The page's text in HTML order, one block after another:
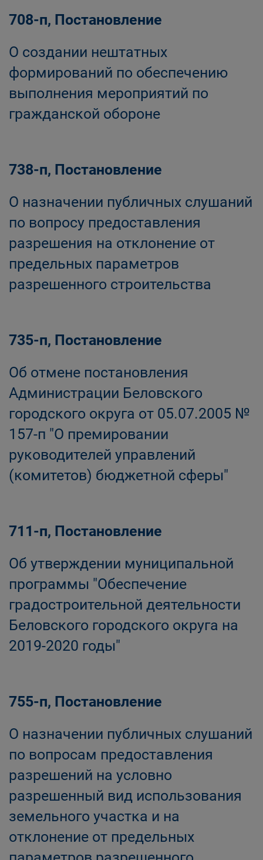
708-п, Постановление
О создании нештатных
формирований по обеспечению
выполнения мероприятий по
гражданской обороне
738-п, Постановление
О назначении публичных слушаний
по вопросу предоставления
разрешения на отклонение от
предельных параметров
разрешенного cтроительства
735-п, Постановление
Об отмене постановления
Администрации Беловского
городского округа от 05.07.2005 №
157-п "О премировании
руководителей управлений
(комитетов) бюджетной сферы"
711-п, Постановление
Об утверждении муниципальной
программы "Обеспечение
градостроительной деятельности
Беловского городского округа на
2019-2020 годы"
755-п, Постановление
О назначении публичных слушаний
по вопросам предоставления
разрешений на условно
разрешенный вид использования
земельного участка и на
отклонение от предельных